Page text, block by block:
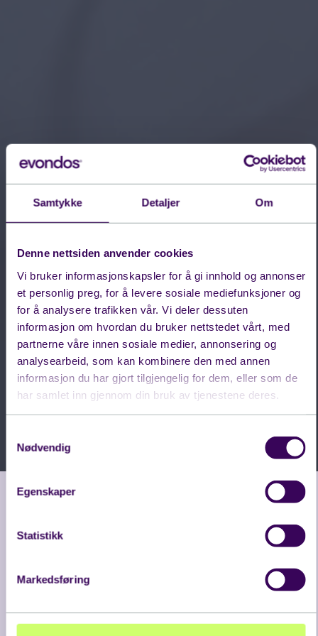
Samtykke Detaljer Om
Denne nettsiden anvender cookies
Vi bruker informasjonskapsler for å gi innhold og annonser
et personlig preg, for å levere sosiale mediefunksjoner og
for å analysere trafikken vår. Vi deler dessuten
informasjon om hvordan du bruker nettstedet vårt, med
partnerne våre innen sosiale medier, annonsering og
analysearbeid, som kan kombinere den med annen
informasjon du har gjort tilgjengelig for dem, eller som de
har samlet inn gjennom din bruk av tjenestene deres.
Nødvendig
Egenskaper
Statistikk
Markedsføring
omsorgstjenester gjennom å tilby automatisert
pasientsikkerheten og frigjør tid til omsorg.